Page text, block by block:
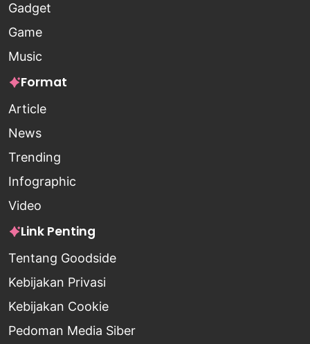
Gadget
Game
Music
Format
Article
News
Trending
Infographic
Video
Link Penting
Tentang Goodside
Kebijakan Privasi
Kebijakan Cookie
Pedoman Media Siber